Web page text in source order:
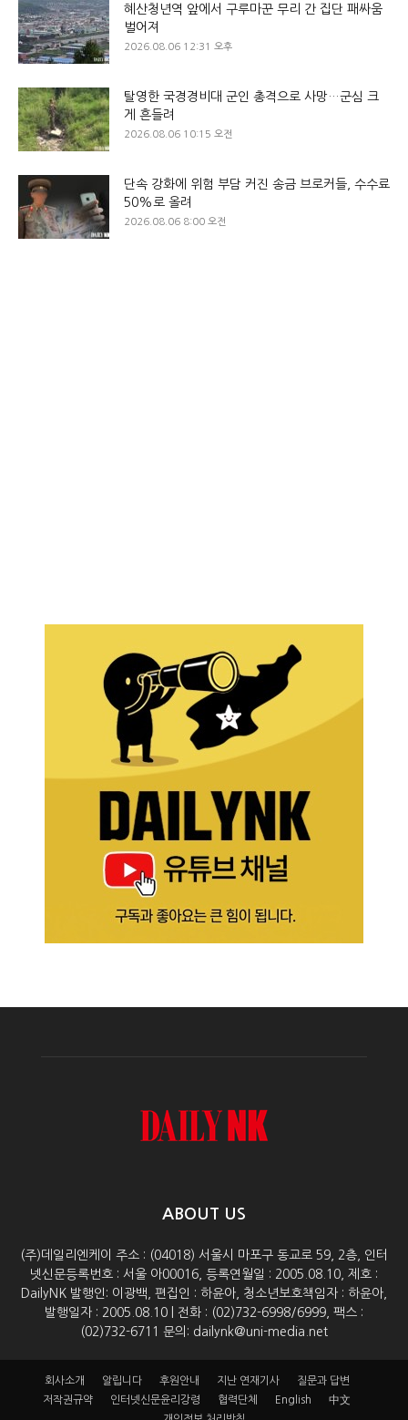
혜산청년역 앞에서 구루마꾼 무리 간 집단 패싸움
벌어져
2026.08.06 12:31 오후
탈영한 국경경비대 군인 총격으로 사망…군심 크
게 흔들려
2026.08.06 10:15 오전
단속 강화에 위험 부담 커진 송금 브로커들, 수수료
50%로 올려
2026.08.06 8:00 오전
ABOUT US
(주)데일리엔케이 주소 : (04018) 서울시 마포구 동교로 59, 2층, 인터
넷신문등록번호 : 서울 아00016, 등록연월일 : 2005.08.10, 제호 :
DailyNK 발행인: 이광백, 편집인 : 하윤아, 청소년보호책임자 : 하윤아,
발행일자 : 2005.08.10 | 전화 : (02)732-6998/6999, 팩스 :
(02)732-6711 문의: dailynk@uni-media.net
회사소개 알립니다 후원안내 지난 연재기사
질문과 답변
저작권규약
인터넷신문윤리강령 협력단체 English
中文